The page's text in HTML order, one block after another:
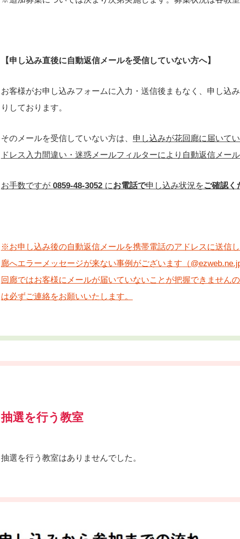
【申し込み直後に自動返信メールを受信していない方へ】
お客様がお申し込みフォームに入力・送信後まもなく、申し込
りしております。
そのメールを受信していない方は、 申し込みが花回廊に届いて
ドレス入力間違い・迷惑メールフィルターにより自動返信メー
お手数ですが 0859-48-3052 にお電話で申し込み状況をご確認く
※お申し込み後の自動返信メールを携帯電話のアドレスに送信し
廊へエラーメッセージが来ない事例がございます （
回廊ではお客様にメールが届いていないことが把握できません
は必ずご連絡をお願いいたします。
抽選を行う教室
抽選を行う教室はありませんでした。